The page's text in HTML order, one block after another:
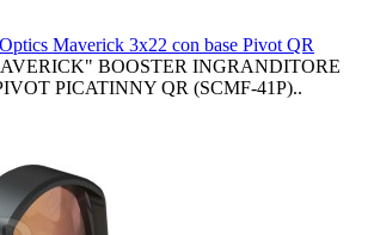
Maverick 3x22 con base Pivot QR
BOOSTER INGRANDITORE
PICATINNY QR (SCMF-41P)..